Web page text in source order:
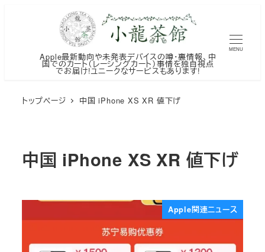
Apple最新動向や未発表デバイスの噂・裏情報、中
国でのカート（レーシングカート）事情を独自視点
でお届け!ユニークなサービスもあります!
MENU
トップページ 中国 iPhone XS XR 値下げ
中国 iPhone XS XR 値下げ
Apple関連ニュース